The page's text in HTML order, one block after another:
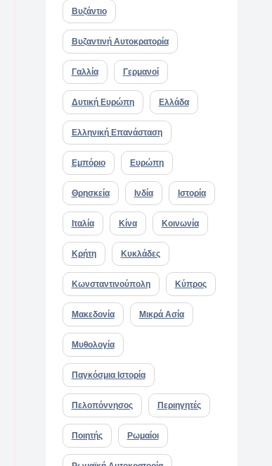
Βυζάντιο
Βυζαντινή Αυτοκρατορία
Γαλλία Γερμανοί
Δυτική Ευρώπη Ελλάδα
Ελληνική Επανάσταση
Εμπόριο Ευρώπη
Θρησκεία Ινδία Ιστορία
Ιταλία Κίνα Κοινωνία
Κρήτη Κυκλάδες
Κωνσταντινούπολη Κύπρος
Μακεδονία Μικρά Ασία
Μυθολογία
Παγκόσμια Ιστορία
Πελοπόννησος Περιηγητές
Ποιητής Ρωμαίοι